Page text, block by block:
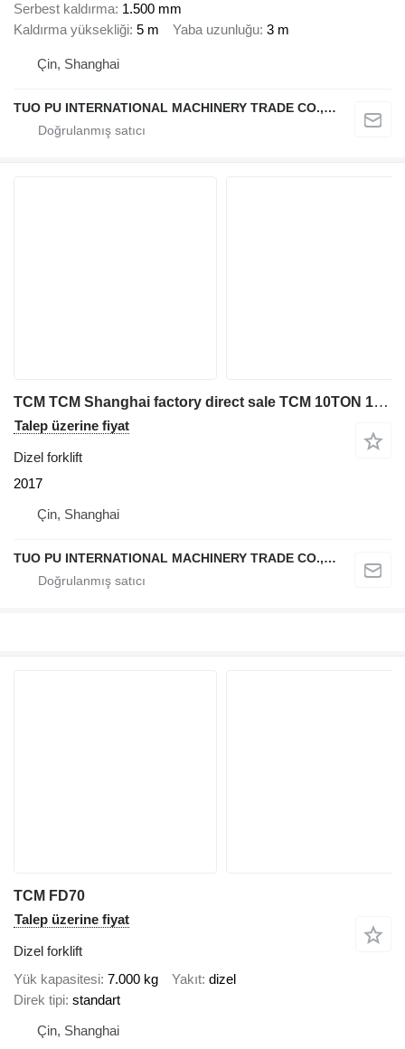
Serbest kaldırma 1.500 mm
Kaldırma yüksekliği 5 m Yaba uzunluğu 3 m
Çin, Shanghai
TUO PU INTERNATIONAL MACHINERY TRADE CO., LTD
TCM TCM Shanghai factory direct sale TCM 10TON 16TON 20TON 25TON USE
Talep üzerine fiyat
Dizel forklift
2017
Çin, Shanghai
TUO PU INTERNATIONAL MACHINERY TRADE CO., LTD
TCM FD70
Talep üzerine fiyat
Dizel forklift
Yük kapasitesi 7.000 kg Yakıt dizel
Direk tipi standart
Çin, Shanghai